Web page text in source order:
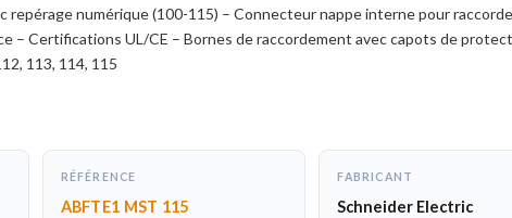
repérage numérique (100-115) – Connecteur nappe interne pour
– Certifications UL/CE – Bornes de raccordement avec capots de
113, 114, 115
RÉFÉRENCE
ABFTE1 MST 115
FABRICANT
Schneider Electric